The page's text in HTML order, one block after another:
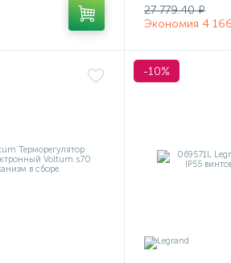
27 779.40 ₽
Экономия 4
-10%